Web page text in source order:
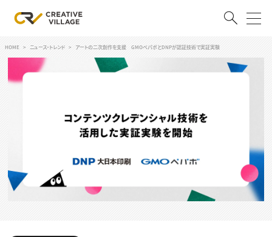
ACCOUNT
会員登録
CREATIVE JOB求人検索
特集求人
採用説明会
転職支援サービス
HOME ニュース・トレンド アートの二次創作を支援 GMOペパボとDNPが認証技術で実証実験